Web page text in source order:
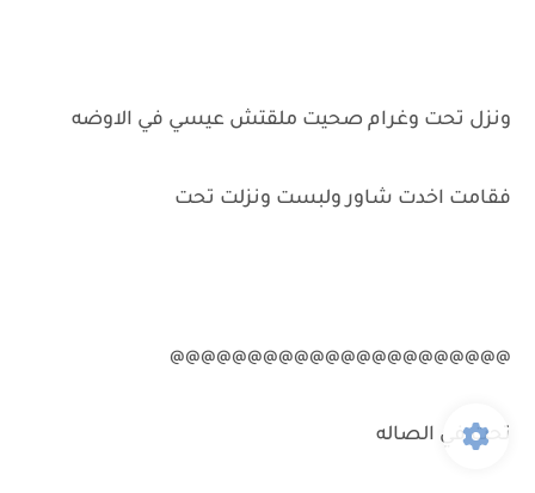
ونزل تحت وغرام صحيت ملقتش عيسي في الاوضه
فقامت اخدت شاور ولبست ونزلت تحت
@@@@@@@@@@@@@@@@@@@@@@
تحت في الصاله